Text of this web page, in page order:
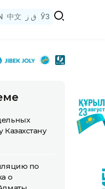
中文 ق ز ЎЗ
по
о